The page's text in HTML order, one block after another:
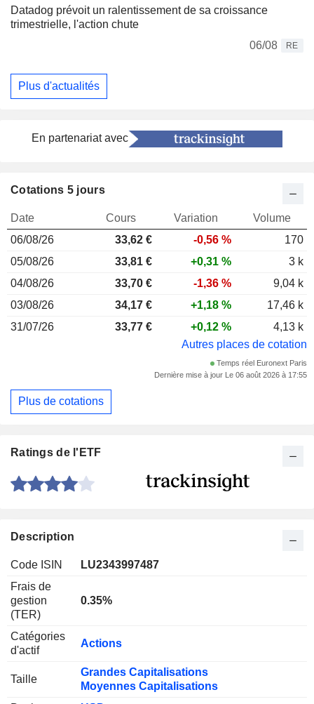
Datadog prévoit un ralentissement de sa croissance
trimestrielle, l'action chute
06/08
RE
Plus d'actualités
En partenariat avec
Cotations 5 jours
Date Cours Variation
Volume
06/08/26
33,62 € -0,56 %
170
05/08/26
33,81 € +0,31 %
3 k
04/08/26
33,70 € -1,36 %
9,04 k
03/08/26
34,17 € +1,18 %
17,46 k
31/07/26
33,77 € +0,12 %
4,13 k
Autres places de cotation
Temps réel Euronext Paris
Dernière mise à jour Le 06 août 2026 à 17:55
Plus de cotations
Ratings de l'ETF
Description
Code ISIN
LU2343997487
Frais de
gestion
(TER)
0.35%
Catégories
d'actif
Actions
Taille
Grandes Capitalisations
Moyennes Capitalisations